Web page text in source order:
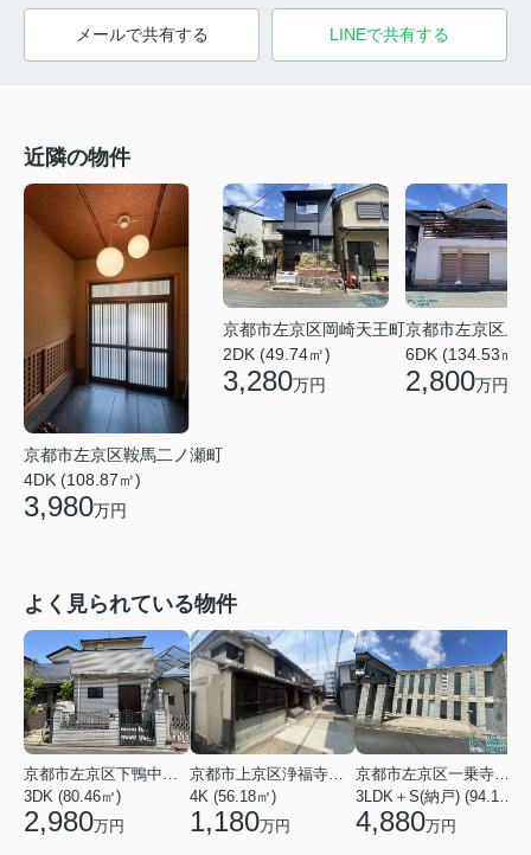
メールで共有する LINEで共有する
近隣の物件
京都市左京区鞍馬二ノ瀬町
4DK (108.87㎡)
3,980万円
京都市左京区岡崎天王町
2DK (49.74㎡)
3,280万円
京都市左京区上
6DK (134.53㎡)
2,800万円
よく見られている物件
3DK (80.46㎡)
2,980万円
4K (56.18㎡)
1,180万円 4,880万円